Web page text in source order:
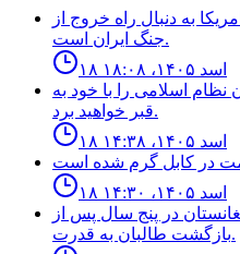
به دنبال راه خروج از
جنگ ايران است.
۱۸ اسد ۱۴۰۵، ۱۸:۰۸
اسلامی را با خود به
قبر خواهید برد.
۱۸ اسد ۱۴۰۵، ۱۴:۳۸
۱۸ اسد ۱۴۰۵، ۱۴:۳۰
افغانستان در پنج سال پس از
بازگشت طالبان به قدرت.